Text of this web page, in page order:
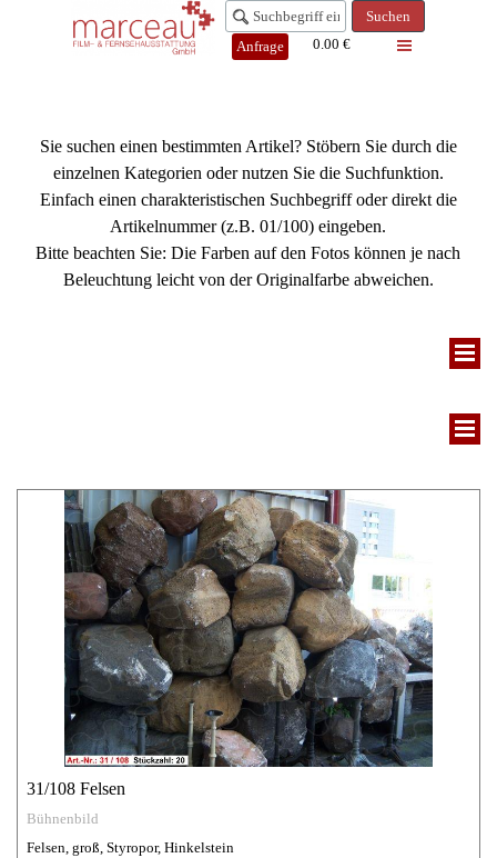
Suchen
0.00 €
Anfrage
Sie suchen einen bestimmten Artikel? Stöbern Sie durch die
einzelnen Kategorien oder nutzen Sie die Suchfunktion.
Einfach einen charakteristischen Suchbegriff oder direkt die
Artikelnummer (z.B. 01/100) eingeben.
Bitte beachten Sie: Die Farben auf den Fotos können je nach
Beleuchtung leicht von der Originalfarbe abweichen.
31/108 Felsen
Bühnenbild
Felsen, groß, Styropor, Hinkelstein